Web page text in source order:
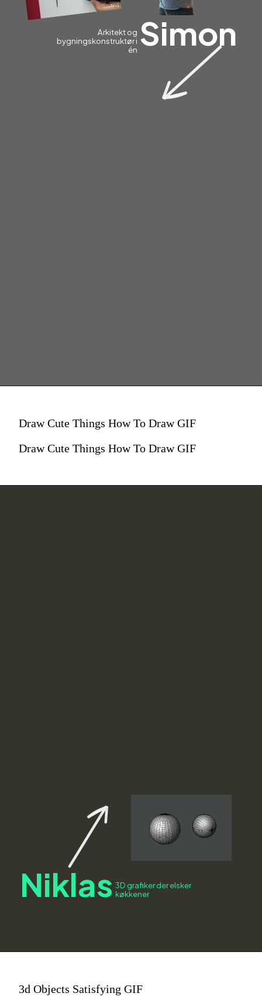
Simon
Arkitekt og
bygningskonstruktør i
én
Draw Cute Things How To Draw GIF
Draw Cute Things How To Draw GIF
Niklas 3D grafiker der elsker
køkkener
3d Objects Satisfying GIF